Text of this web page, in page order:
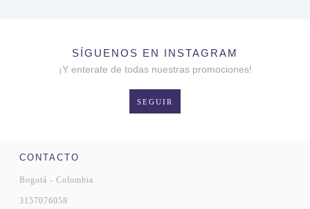
SÍGUENOS EN INSTAGRAM
¡Y enterate de todas nuestras promociones!
SEGUIR
CONTACTO
Bogotá - Colombia
3157076058